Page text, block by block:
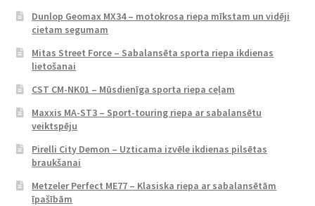
Dunlop Geomax MX34 – motokrosa riepa mīkstam un vidēji
cietam segumam
Mitas Street Force – Sabalansēta sporta riepa ikdienas
lietošanai
CST CM-NK01 – Mūsdienīga sporta riepa ceļam
Maxxis MA-ST3 – Sport-touring riepa ar sabalansētu
veiktspēju
Pirelli City Demon – Uzticama izvēle ikdienas pilsētas
braukšanai
Metzeler Perfect ME77 – Klasiska riepa ar sabalansētām
īpašībām